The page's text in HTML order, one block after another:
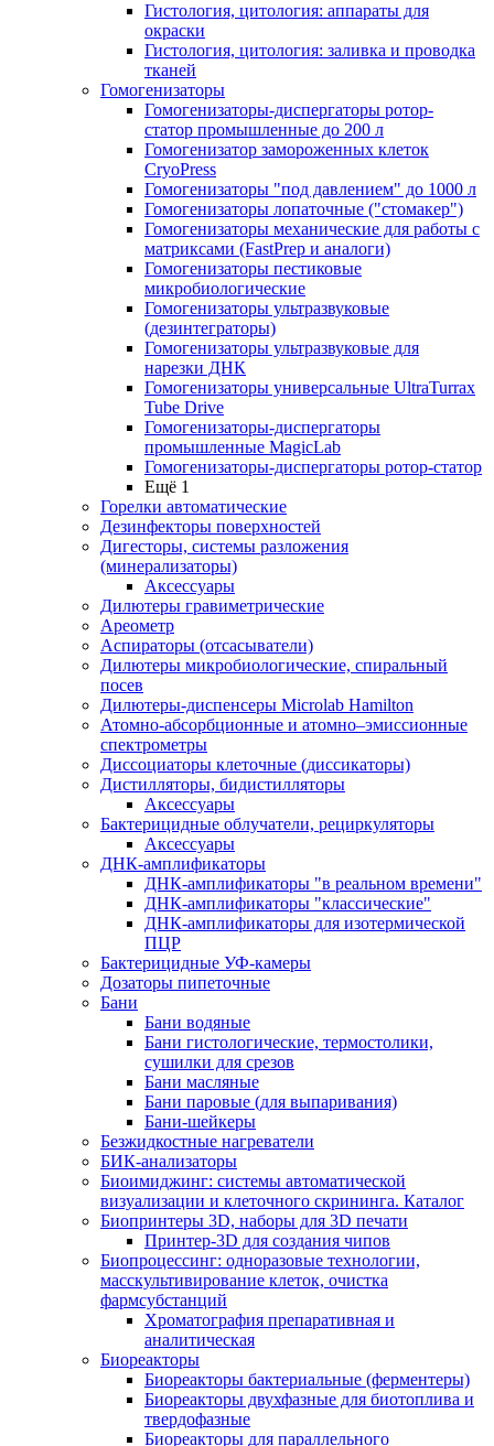
Гистология, цитология: аппараты для
окраски
Гистология, цитология: заливка и проводка
тканей
Гомогенизаторы
Гомогенизаторы-диспергаторы ротор-
статор промышленные до 200 л
Гомогенизатор замороженных клеток
CryoPress
Гомогенизаторы "под давлением" до 1000 л
Гомогенизаторы лопаточные ("стомакер")
Гомогенизаторы механические для работы с
матриксами (FastPrep и аналоги)
Гомогенизаторы пестиковые
микробиологические
Гомогенизаторы ультразвуковые
(дезинтеграторы)
Гомогенизаторы ультразвуковые для
нарезки ДНК
Гомогенизаторы универсальные UltraTurrax
Tube Drive
Гомогенизаторы-диспергаторы
промышленные MagicLab
Гомогенизаторы-диспергаторы ротор-статор
Ещё 1
Горелки автоматические
Дезинфекторы поверхностей
Дигесторы, системы разложения
(минерализаторы)
Аксессуары
Дилютеры гравиметрические
Ареометр
Аспираторы (отсасыватели)
Дилютеры микробиологические, спиральный
посев
Дилютеры-диспенсеры Microlab Hamilton
Атомно-абсорбционные и атомно–эмиссионные
спектрометры
Диссоциаторы клеточные (диссикаторы)
Дистилляторы, бидистилляторы
Аксессуары
Бактерицидные облучатели, рециркуляторы
Аксессуары
ДНК-амплификаторы
ДНК-амплификаторы "в реальном времени"
ДНК-амплификаторы "классические"
ДНК-амплификаторы для изотермической
ПЦР
Бактерицидные УФ-камеры
Дозаторы пипеточные
Бани
Бани водяные
Бани гистологические, термостолики,
сушилки для срезов
Бани масляные
Бани паровые (для выпаривания)
Бани-шейкеры
Безжидкостные нагреватели
БИК-анализаторы
Биоимиджинг: системы автоматической
визуализации и клеточного скрининга. Каталог
Биопринтеры 3D, наборы для 3D печати
Принтер-3D для создания чипов
Биопроцессинг: одноразовые технологии,
масскультивирование клеток, очистка
фармсубстанций
Хроматография препаративная и
аналитическая
Биореакторы
Биореакторы бактериальные (ферментеры)
Биореакторы двухфазные для биотоплива и
твердофазные
Биореакторы для параллельного